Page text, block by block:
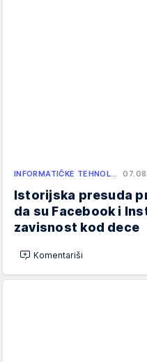
INFORMATIČKE TEHNOL…
Istorijska presuda
da su Facebook i
zavisnost kod dece
Komentariši